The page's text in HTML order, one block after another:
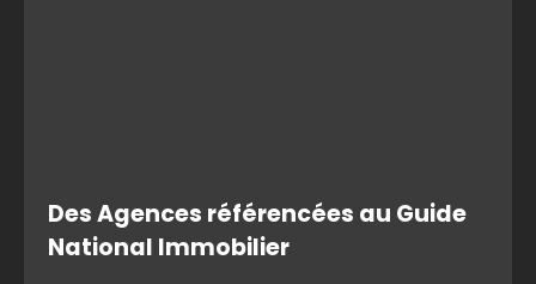
Des Agences référencées au Guide
National Immobilier